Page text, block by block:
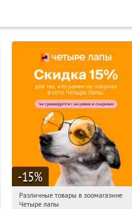
-15%
13:50:59
Получи первым!
Различные товары в зоомагазине
Четыре лапы